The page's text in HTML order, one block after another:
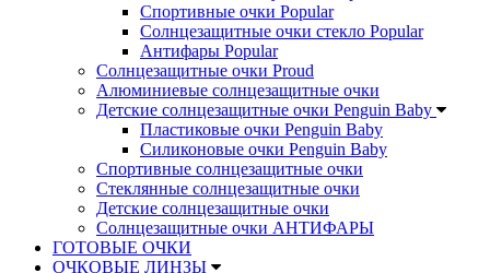
Спортивные очки Popular
Солнцезащитные очки стекло Popular
Aнтифары Popular
Солнцезащитные очки Proud
Алюминиевые солнцезащитные очки
Детские солнцезащитные очки Penguin Baby
Пластиковые очки Penguin Baby
Силиконовые очки Penguin Baby
Спортивные солнцезащитные очки
Стеклянные солнцезащитные очки
Детские солнцезащитные очки
Солнцезащитные очки АНТИФАРЫ
ГОТОВЫЕ ОЧКИ
ОЧКОВЫЕ ЛИНЗЫ